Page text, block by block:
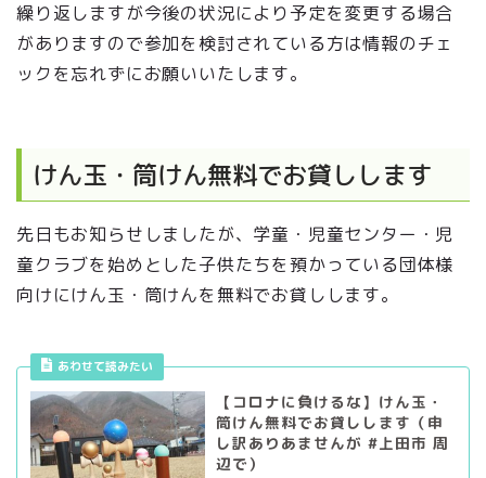
繰り返しますが今後の状況により予定を変更する場合
がありますので参加を検討されている方は情報のチェ
ックを忘れずにお願いいたします。
けん玉・筒けん無料でお貸しします
先日もお知らせしましたが、学童・児童センター・児
童クラブを始めとした子供たちを預かっている団体様
向けにけん玉・筒けんを無料でお貸しします。
あわせて読みたい
【コロナに負けるな】けん玉・
筒けん無料でお貸しします（申
し訳ありあませんが #上田市 周
辺で）